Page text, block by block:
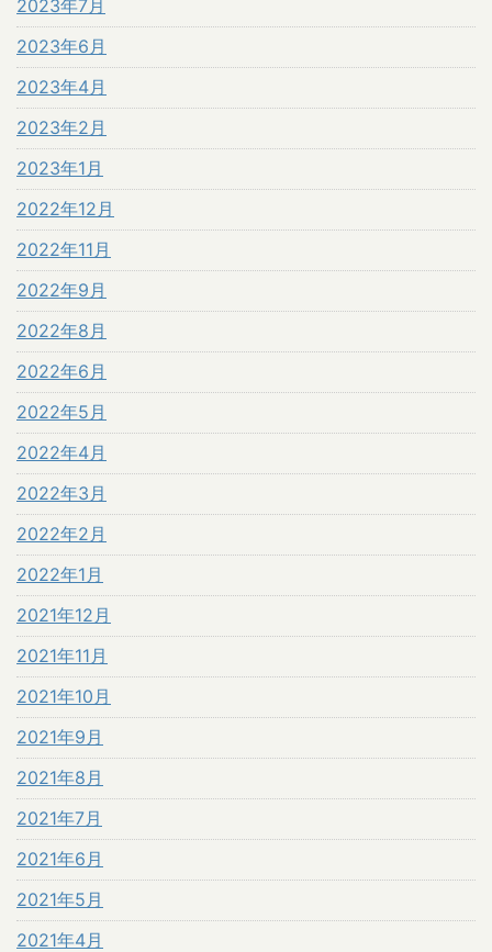
2023年7月
2023年6月
2023年4月
2023年2月
2023年1月
2022年12月
2022年11月
2022年9月
2022年8月
2022年6月
2022年5月
2022年4月
2022年3月
2022年2月
2022年1月
2021年12月
2021年11月
2021年10月
2021年9月
2021年8月
2021年7月
2021年6月
2021年5月
2021年4月